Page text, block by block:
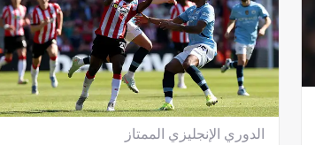
الدوري الإنجليزي الممتاز